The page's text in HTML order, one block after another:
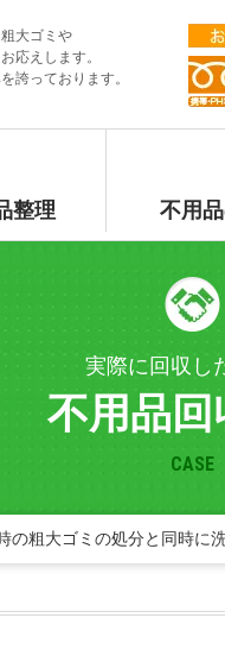
大ゴミや
応えします。
誇っております。
整理 不用
実際に回収し
不用品回
CASE
の粗大ゴミの処分と同時に